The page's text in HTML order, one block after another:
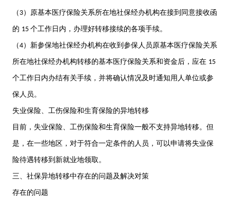
（ 3）原基本医疗保险关系所在地社保经办机构在接到同意接收函
的 15 个工作日内，办理好转移接续的各项手续。
（4）新参保地社保经办机构在收到参保人员原基本医疗保险关系
所在地社保经办机构转移的基本医疗保险关系和资金后，应在 15
个工作日内办结有关手续，并将确认情况及时通知用人单位或参
保人员。
失业保险、工伤保险和生育保险的异地转移
目前，失业保险、工伤保险和生育保险一般不支持异地转移。但
是，在一些地区，对于符合一定条件的人员，可以申请将失业保
险待遇转移到新就业地领取。
三、社保异地转移中存在的问题及解决对策
存在的问题